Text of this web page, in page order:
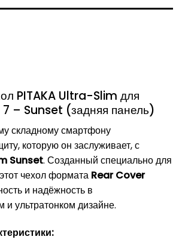
PITAKA Ultra-Slim для
– Sunset (задняя панель)
складному смартфону
которую он заслуживает, с
Sunset. Созданный специально для
чехол формата Rear Cover
и надёжность в
ультратонком дизайне.